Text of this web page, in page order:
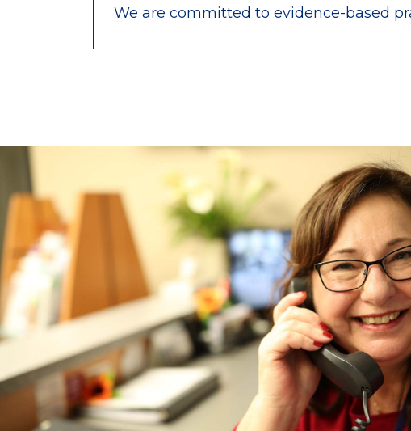
We are committed to evidence-based